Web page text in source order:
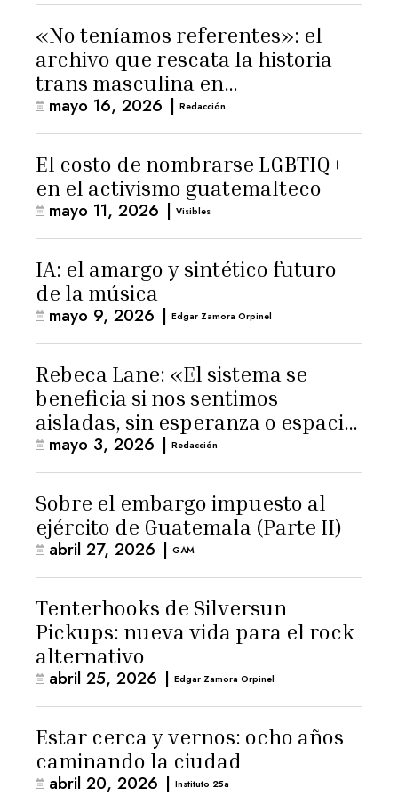
«No teníamos referentes»: el
archivo que rescata la historia
trans masculina en
Latinoamérica
mayo 16, 2026 | Redacción
El costo de nombrarse LGBTIQ+
en el activismo guatemalteco
mayo 11, 2026 | Visibles
IA: el amargo y sintético futuro
de la música
mayo 9, 2026 | Edgar Zamora Orpinel
Rebeca Lane: «El sistema se
beneficia si nos sentimos
aisladas, sin esperanza o espacio
para la ternura»
mayo 3, 2026 | Redacción
Sobre el embargo impuesto al
ejército de Guatemala (Parte II)
abril 27, 2026 | GAM
Tenterhooks de Silversun
Pickups: nueva vida para el rock
alternativo
abril 25, 2026 | Edgar Zamora Orpinel
Estar cerca y vernos: ocho años
caminando la ciudad
abril 20, 2026 | Instituto 25a